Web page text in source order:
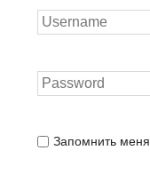
Запомнить меня